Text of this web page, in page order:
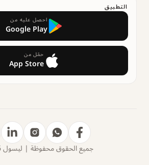
التطبيق
احصل عليه من
Google Play
حمّل من
App Store
جميع الحقوق محفوظة | ليسول 2026 ©